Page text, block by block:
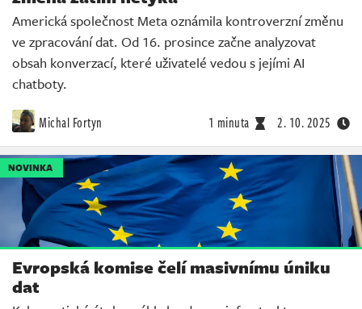
Americká společnost Meta oznámila kontroverzní změnu
ve zpracování dat. Od 16. prosince začne analyzovat
obsah konverzací, které uživatelé vedou s jejími AI
chatboty.
Michal Fortyn 1 minuta 2. 10. 2025
NOVINKA
Evropská komise čelí masivnímu úniku
dat